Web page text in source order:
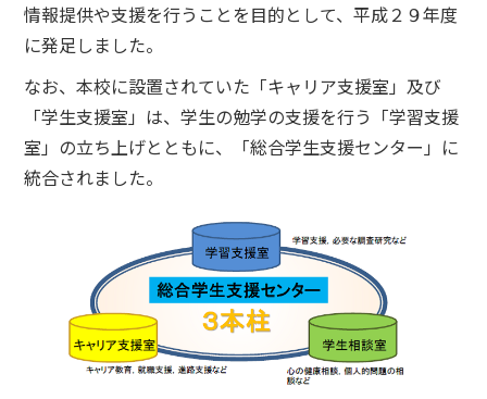
情報提供や支援を行うことを目的として、平成２９年度
に発足しました。
なお、本校に設置されていた「キャリア支援室」及び
「学生支援室」は、学生の勉学の支援を行う「学習支援
室」の立ち上げとともに、「総合学生支援センター」に
統合されました。